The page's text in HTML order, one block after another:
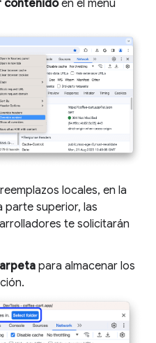
contenidoen el menú
locales, en la
parte superior, las
te solicitarán
para almacenar los